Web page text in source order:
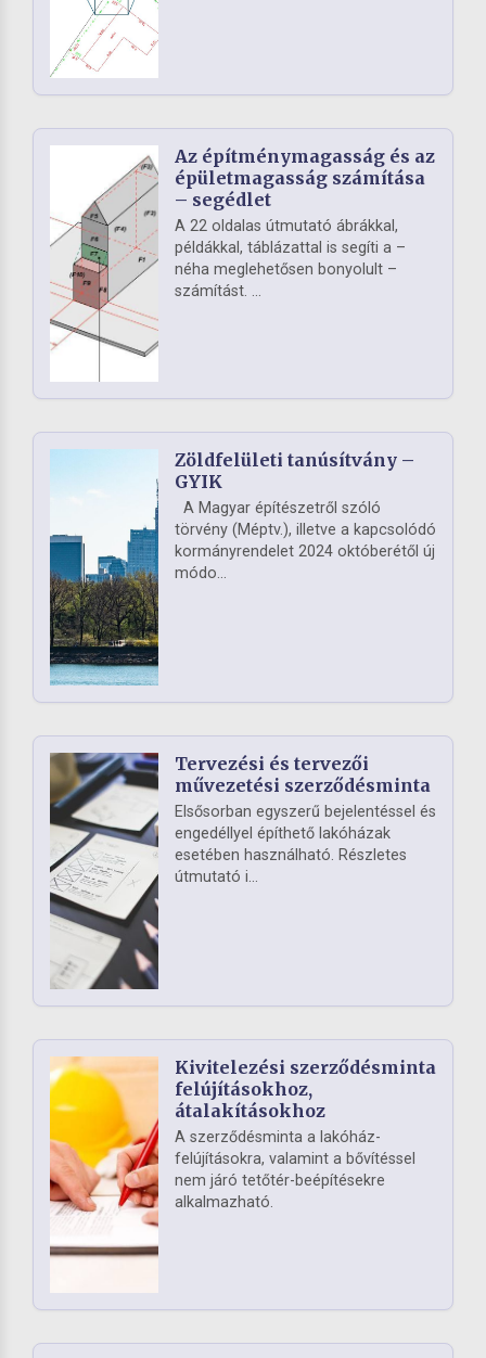
Az építménymagasság és az
épületmagasság számítása
– segédlet
A 22 oldalas útmutató ábrákkal,
példákkal, táblázattal is segíti a –
néha meglehetősen bonyolult –
számítást. ...
Zöldfelületi tanúsítvány –
GYIK
A Magyar építészetről szóló
törvény (Méptv.), illetve a kapcsolódó
kormányrendelet 2024 októberétől új
módo...
Tervezési és tervezői
művezetési szerződésminta
Elsősorban egyszerű bejelentéssel és
engedéllyel építhető lakóházak
esetében használható. Részletes
útmutató i...
Kivitelezési szerződésminta
felújításokhoz,
átalakításokhoz
A szerződésminta a lakóház-
felújításokra, valamint a bővítéssel
nem járó tetőtér-beépítésekre
alkalmazható.